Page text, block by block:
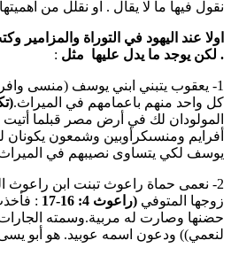
نقول فيها ما لا يقال . او نقلل من
اولا عند اليهود في التوراة والمزامير
. لكن يوجد ما يدل عليها مثل :
1- يعقوب يتبني ابني يوسف (منسى
كل واحد منهم باعمامهم في الميراث.
المولودان لك في أرض مصر قبلما
أفرايم ومنسىكرأوبين وشمعون يكونان
يوسف لكي يتساوى نصيبهم في الميراث
2- نعمى حماة راعوث تبنت ابن راعوث
زوجها المتوفي (راعوث 4: 16-17
:
حضنها وصارت له مربية.وسمته الجارات
لنعمي)) ودعون اسمه عوبيد. هو أبو